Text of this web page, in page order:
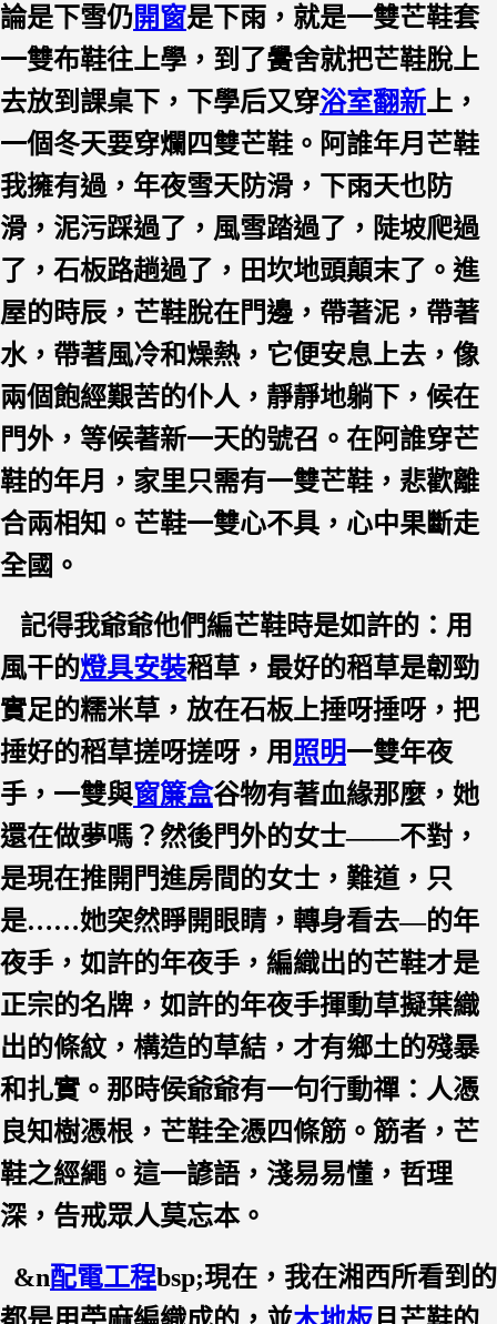
論是下雪仍 開窗是下雨，就是一雙芒鞋套
一雙布鞋往上學，到了黌舍就把芒鞋脫上
去放到課桌下，下學后又穿浴室翻新上，
一個冬天要穿爛四雙芒鞋。阿誰年月芒鞋
我擁有過，年夜雪天防滑，下雨天也防
滑，泥污踩過了，風雪踏過了，陡坡爬過
了，石板路趟過了，田坎地頭顛末了。進
屋的時辰，芒鞋脫在門邊，帶著泥，帶著
水，帶著風冷和燥熱，它便安息上去，像
兩個飽經艱苦的仆人，靜靜地躺下，候在
門外，等候著新一天的號召。在阿誰穿芒
鞋的年月，家里只需有一雙芒鞋，悲歡離
合兩相知。芒鞋一雙心不具，心中果斷走
全國。
記得我爺爺他們編芒鞋時是如許的：用
風干的燈具安裝稻草，最好的稻草是韌勁
實足的糯米草，放在石板上捶呀捶呀，把
捶好的稻草搓呀搓呀，用 照明一雙年夜
手，一雙與窗簾盒谷物有著血緣那麼，她
還在做夢嗎？然後門外的女士——不對，
是現在推開門進房間的女士，難道，只
是……她突然睜開眼睛，轉身看去—的年
夜手，如許的年夜手，編織出的芒鞋才是
正宗的名牌，如許的年夜手揮動草擬葉織
出的條紋，構造的草結，才有鄉土的殘暴
和扎實。那時侯爺爺有一句行動禪：人憑
良知樹憑根，芒鞋全憑四條筋。筋者，芒
鞋之經繩。這一諺語，淺易易懂，哲理
深，告戒眾人莫忘本。
&n配電工程bsp;現在，我在湘西所看到的